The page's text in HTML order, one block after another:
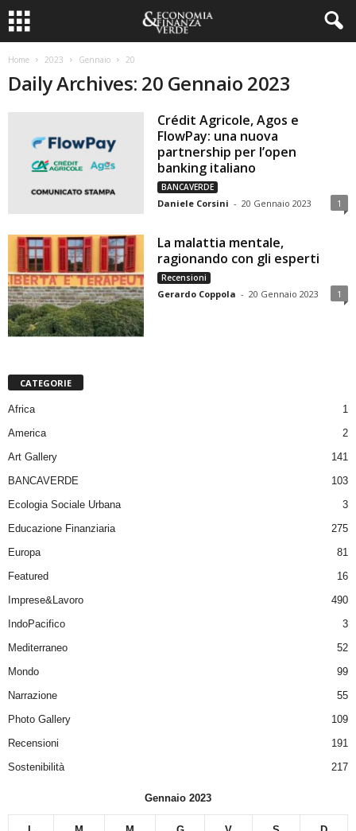
Home 2023 Gennaio 20
Daily Archives: 20 Gennaio 2023
Crédit Agricole, Agos e
FlowPay: una nuova
partnership per l’open
banking italiano
BANCAVERDE
Daniele Corsini - 20 Gennaio 2023 1
La malattia mentale,
ragionando con gli esperti
Recensioni
Gerardo Coppola - 20 Gennaio 2023 1
CATEGORIE
Africa
1
America
2
Art Gallery
141
BANCAVERDE
103
Ecologia Sociale Urbana
3
Educazione Finanziaria
275
Europa
81
Featured
16
Imprese&Lavoro
490
IndoPacifico
3
Mediterraneo
52
Mondo
99
Narrazione
55
Photo Gallery
109
Recensioni
191
Sostenibilità
217
Gennaio 2023